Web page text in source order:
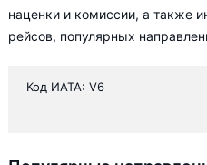
наценки и комиссии, а также
рейсов, популярных
Код ИАТА: V6